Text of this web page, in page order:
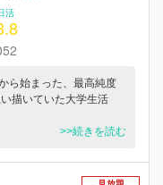
活
ら始まった、最⾼純度
描いていた⼤学⽣活
>>続きを読む